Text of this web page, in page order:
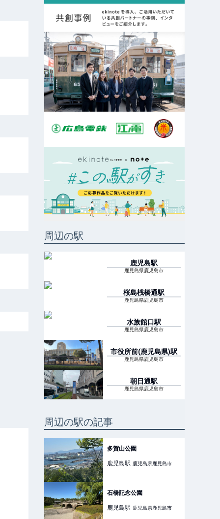
周辺の駅
鹿児島駅
鹿児島県鹿児島市
桜島桟橋通駅
鹿児島県鹿児島市
水族館口駅
鹿児島県鹿児島市
市役所前(鹿児島県)駅
鹿児島県鹿児島市
朝日通駅
鹿児島県鹿児島市
周辺の駅の記事
多賀山公園
鹿児島駅 鹿児島県鹿児島市
石橋記念公園
鹿児島駅 鹿児島県鹿児島市